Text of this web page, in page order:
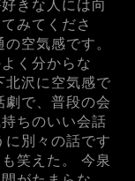
きな人には向
みてくださ
空気感です。
く分からな
北沢に空気感で
で、普段の会
ちのいい会話
別々の話です
笑えた。 今泉